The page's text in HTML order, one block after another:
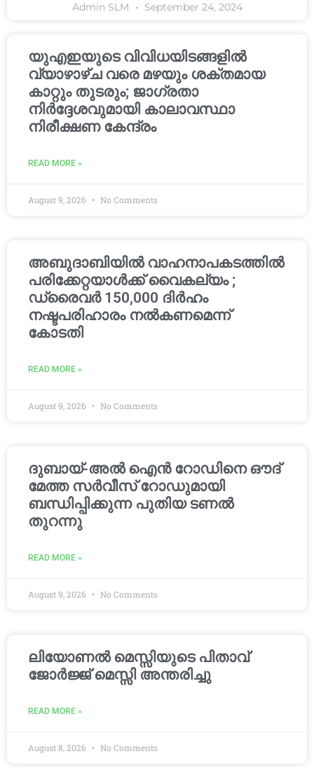
Admin SLM September 24, 2024
യുഎഇയുടെ വിവിധയിടങ്ങളിൽ
വ്യാഴാഴ്ച വരെ മഴയും ശക്തമായ
കാറ്റും തുടരും; ജാഗ്രതാ
നിർദ്ദേശവുമായി കാലാവസ്ഥാ
നിരീക്ഷണ കേന്ദ്രം
READ MORE »
August 9, 2026 No Comments
അബുദാബിയിൽ വാഹനാപകടത്തിൽ
പരിക്കേറ്റയാൾക്ക് വൈകല്യം ;
ഡ്രൈവർ 150,000 ദിർഹം
നഷ്ടപരിഹാരം നൽകണമെന്ന്
കോടതി
READ MORE »
August 9, 2026 No Comments
ദുബായ്-അൽ ഐൻ റോഡിനെ ഔദ്
മേത്ത സർവീസ് റോഡുമായി
ബന്ധിപ്പിക്കുന്ന പുതിയ ടണൽ
തുറന്നു
READ MORE »
August 9, 2026 No Comments
ലിയോണൽ മെസ്സിയുടെ പിതാവ്
ജോർജ്ജ് മെസ്സി അന്തരിച്ചു
READ MORE »
August 8, 2026 No Comments